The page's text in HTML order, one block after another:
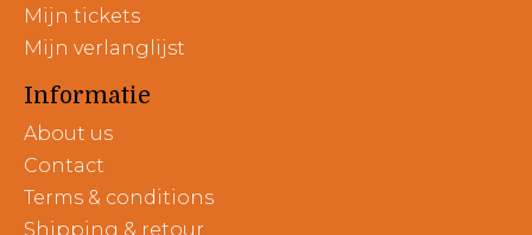
Mijn tickets
Mijn verlanglijst
Informatie
About us
Contact
Terms & conditions
Shipping & retour